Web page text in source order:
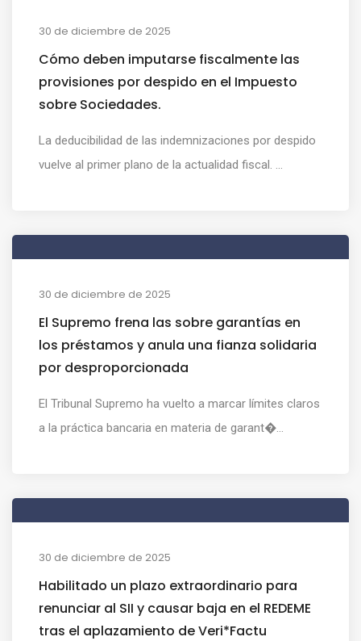
30 de diciembre de 2025
Cómo deben imputarse fiscalmente las
provisiones por despido en el Impuesto
sobre Sociedades.
La deducibilidad de las indemnizaciones por despido
vuelve al primer plano de la actualidad fiscal. ...
30 de diciembre de 2025
El Supremo frena las sobre garantías en
los préstamos y anula una fianza solidaria
por desproporcionada
El Tribunal Supremo ha vuelto a marcar límites claros
a la práctica bancaria en materia de garant�...
30 de diciembre de 2025
Habilitado un plazo extraordinario para
renunciar al SII y causar baja en el REDEME
tras el aplazamiento de Veri*Factu